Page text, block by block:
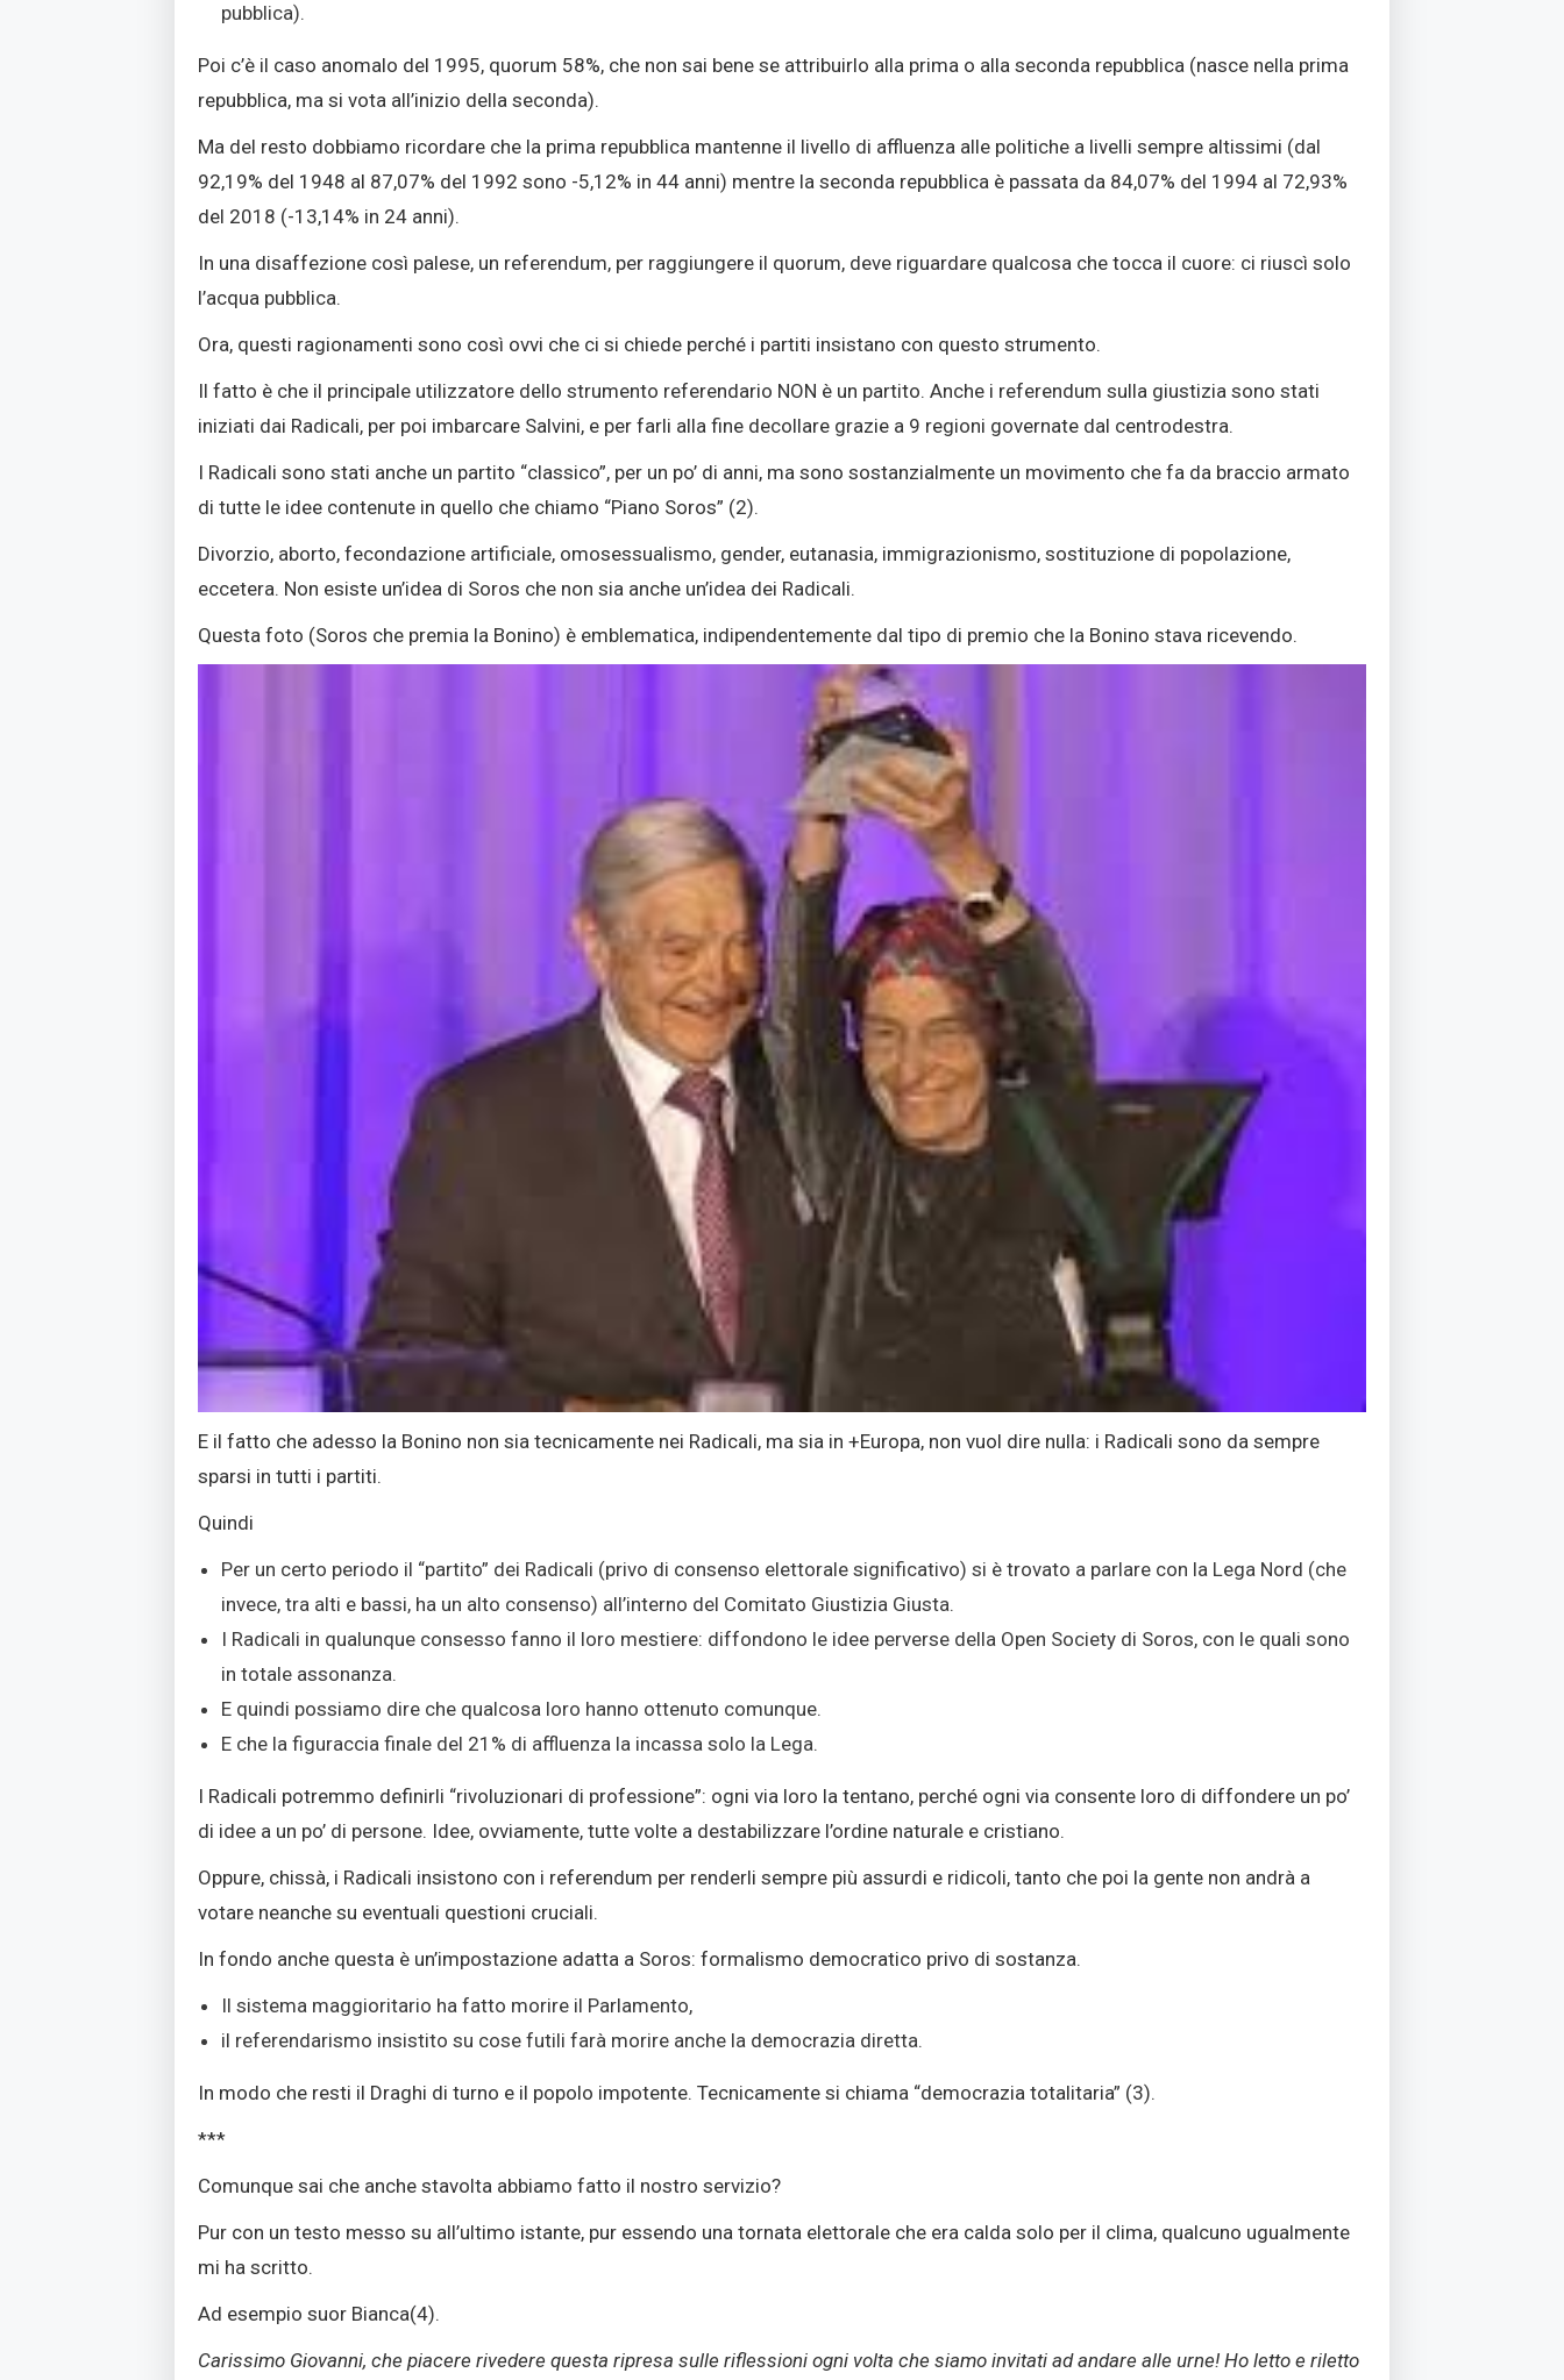
pubblica).
Poi c’è il caso anomalo del 1995, quorum 58%, che non sai bene se attribuirlo alla prima o alla seconda repubblica (nasce nella prima
repubblica, ma si vota all’inizio della seconda).
Ma del resto dobbiamo ricordare che la prima repubblica mantenne il livello di affluenza alle politiche a livelli sempre altissimi (dal
92,19% del 1948 al 87,07% del 1992 sono -5,12% in 44 anni) mentre la seconda repubblica è passata da 84,07% del 1994 al 72,93%
del 2018 (-13,14% in 24 anni).
In una disaffezione così palese, un referendum, per raggiungere il quorum, deve riguardare qualcosa che tocca il cuore: ci riuscì solo
l’acqua pubblica.
Ora, questi ragionamenti sono così ovvi che ci si chiede perché i partiti insistano con questo strumento.
Il fatto è che il principale utilizzatore dello strumento referendario NON è un partito. Anche i referendum sulla giustizia sono stati
iniziati dai Radicali, per poi imbarcare Salvini, e per farli alla fine decollare grazie a 9 regioni governate dal centrodestra.
I Radicali sono stati anche un partito “classico”, per un po’ di anni, ma sono sostanzialmente un movimento che fa da braccio armato
di tutte le idee contenute in quello che chiamo “Piano Soros” (2).
Divorzio, aborto, fecondazione artificiale, omosessualismo, gender, eutanasia, immigrazionismo, sostituzione di popolazione,
eccetera. Non esiste un’idea di Soros che non sia anche un’idea dei Radicali.
Questa foto (Soros che premia la Bonino) è emblematica, indipendentemente dal tipo di premio che la Bonino stava ricevendo.
E il fatto che adesso la Bonino non sia tecnicamente nei Radicali, ma sia in +Europa, non vuol dire nulla: i Radicali sono da sempre
sparsi in tutti i partiti.
Quindi
Per un certo periodo il “partito” dei Radicali (privo di consenso elettorale significativo) si è trovato a parlare con la Lega Nord (che
invece, tra alti e bassi, ha un alto consenso) all’interno del Comitato Giustizia Giusta.
I Radicali in qualunque consesso fanno il loro mestiere: diffondono le idee perverse della Open Society di Soros, con le quali sono
in totale assonanza.
E quindi possiamo dire che qualcosa loro hanno ottenuto comunque.
E che la figuraccia finale del 21% di affluenza la incassa solo la Lega.
I Radicali potremmo definirli “rivoluzionari di professione”: ogni via loro la tentano, perché ogni via consente loro di diffondere un po’
di idee a un po’ di persone. Idee, ovviamente, tutte volte a destabilizzare l’ordine naturale e cristiano.
Oppure, chissà, i Radicali insistono con i referendum per renderli sempre più assurdi e ridicoli, tanto che poi la gente non andrà a
votare neanche su eventuali questioni cruciali.
In fondo anche questa è un’impostazione adatta a Soros: formalismo democratico privo di sostanza.
Il sistema maggioritario ha fatto morire il Parlamento,
il referendarismo insistito su cose futili farà morire anche la democrazia diretta.
In modo che resti il Draghi di turno e il popolo impotente. Tecnicamente si chiama “democrazia totalitaria” (3).
***
Comunque sai che anche stavolta abbiamo fatto il nostro servizio?
Pur con un testo messo su all’ultimo istante, pur essendo una tornata elettorale che era calda solo per il clima, qualcuno ugualmente
mi ha scritto.
Ad esempio suor Bianca(4).
Carissimo Giovanni, che piacere rivedere questa ripresa sulle riflessioni ogni volta che siamo invitati ad andare alle urne! Ho letto e riletto